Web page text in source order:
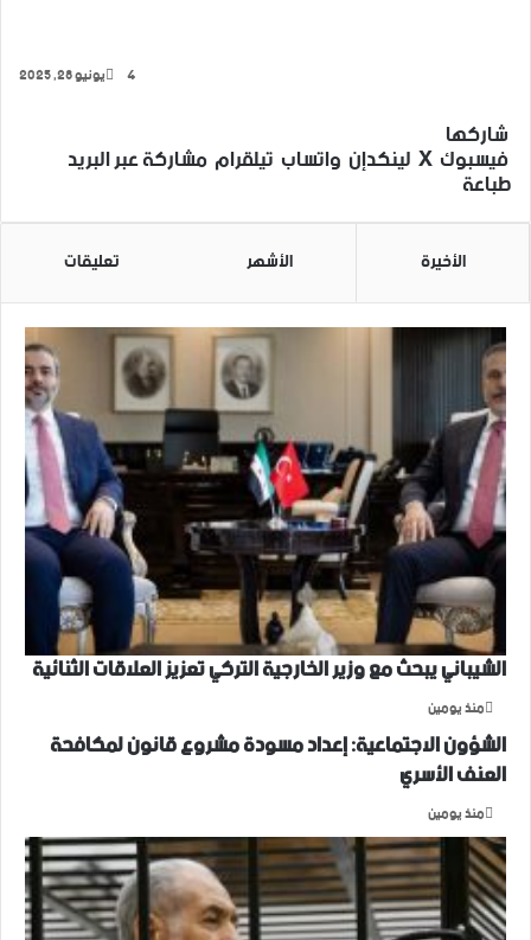
يونيو 28, 2025
شاركها
فيسبوك‫Xلينكدإنواتسابتيلقراممشاركة عبر البريد طباعة
الأخيرة الأشهر تعليقات
الشيباني يبحث مع وزير الخارجية التركي تعزيز العلاقات الثنائية
منذ يومين
الشؤون الاجتماعية: إعداد مسودة مشروع قانون لمكافحة
العنف الأسري ‏
منذ يومين